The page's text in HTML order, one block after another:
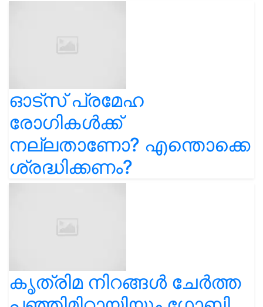
ഓട്സ് പ്രമേഹ
രോഗികൾക്ക്
നല്ലതാണോ? എന്തൊക്കെ
ശ്രദ്ധിക്കണം?
കൃത്രിമ നിറങ്ങൾ ചേർത്ത